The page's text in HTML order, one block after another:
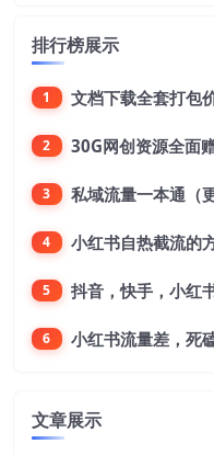
排行榜展示
1 文档下载全套打包
2 30G网创资源全面
3 私域流量一本通（
4 小红书自热截流的
5
6 小红书流量差，死
文章展示